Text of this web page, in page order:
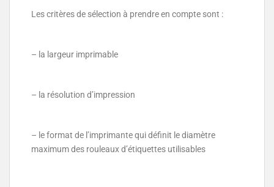
Les critères de sélection à prendre en compte sont :
– la largeur imprimable
– la résolution d’impression
– le format de l’imprimante qui définit le diamètre
maximum des rouleaux d’étiquettes utilisables